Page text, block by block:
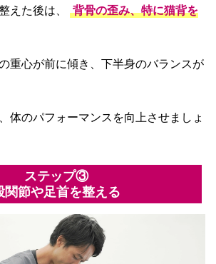
えた後は、
背骨の歪み、特に猫背を
重心が前に傾き、下半身のバランスが
体のパフォーマンスを向上させましょ
ステップ③
関節や足首を整える